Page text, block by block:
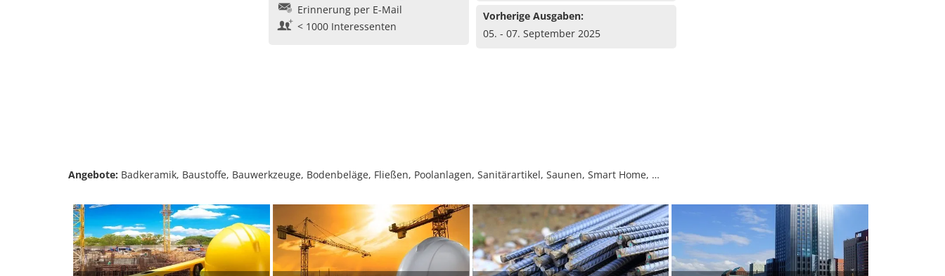
Erinnerung per E-Mail
< 1000 Interessenten
Vorherige Ausgaben:
05. - 07. September 2025
Angebote: Badkeramik, Baustoffe, Bauwerkzeuge, Bodenbeläge, Fließen, Poolanlagen, Sanitärartikel, Saunen, Smart Home, …